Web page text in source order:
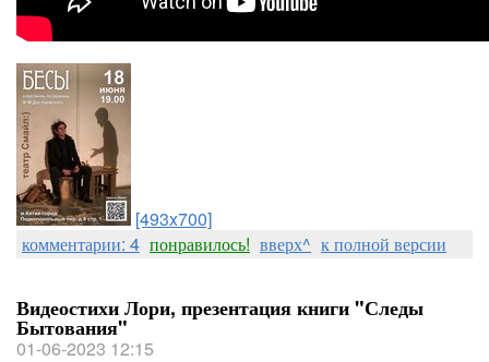
[493x700]
комментарии: 4 понравилось! вверх^ к полной версии
Видеостихи Лори, презентация книги "Следы
Бытования"
01-06-2023 12:15